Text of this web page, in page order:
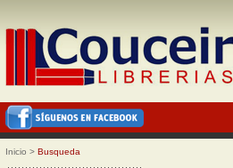
Inicio > Busqueda